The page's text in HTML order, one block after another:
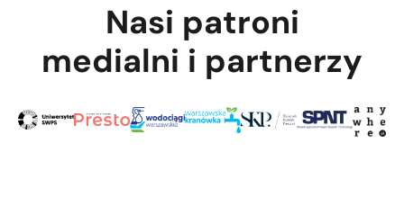
Nasi patroni
medialni i partnerzy